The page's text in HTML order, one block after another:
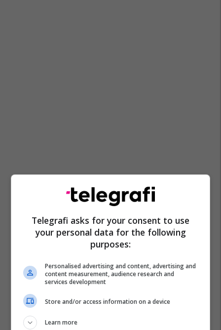
Telegrafi asks for your consent to use
your personal data for the following
purposes:
Personalised advertising and content, advertising and
content measurement, audience research and
services development
Store and/or access information on a device
Learn more